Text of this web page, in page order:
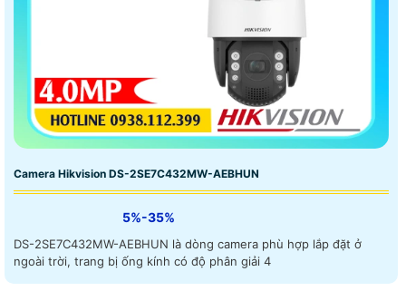
Camera Hikvision DS-2SE7C432MW-AEBHUN
5%-35%
DS-2SE7C432MW-AEBHUN là dòng camera phù hợp lắp đặt ở
ngoài trời, trang bị ống kính có độ phân giải 4